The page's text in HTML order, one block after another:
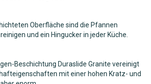
Oberfläche sind die Pfannen
und ein Hingucker in jeder Küche.
Beschichtung Duraslide Granite vereinigt
mit einer hohen Kratz- und